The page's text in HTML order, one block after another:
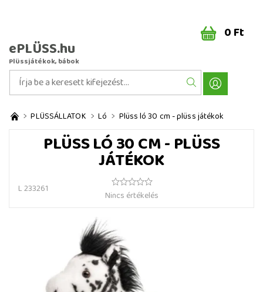
ePLÜSS.hu
Plüssjátékok, bábok
0 Ft
PLÜSSÁLLATOK Ló Plüss ló 30 cm - plüss játékok
PLÜSS LÓ 30 CM - PLÜSS
JÁTÉKOK
L 233261
Nincs értékelés